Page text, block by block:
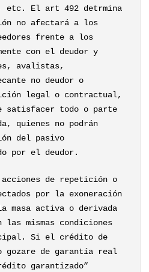
etc. El art 492 detrmina
no afectará a los
frente a los
con el deudor y
avalistas,
no deudor o
legal o contractual,
satisfacer todo o parte
quienes no podrán
del pasivo
por el deudor.
de repetición o
por la exoneración
masa activa o derivada
las mismas condiciones
Si el crédito de
gozare de garantía real
garantizado”